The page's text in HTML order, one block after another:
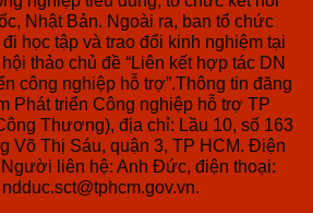
Nhật Bản. Ngoài ra, ban tổ chức
học tập và trao đổi kinh nghiệm tại
thảo chủ đề “Liên kết hợp tác DN
công nghiệp hỗ trợ”.Thông tin đăng
Phát triển Công nghiệp hỗ trợ TP
Thương), địa chỉ: Lầu 10, số 163
Võ Thị Sáu, quận 3, TP HCM. Điện
liên hệ: Anh Đức, điện thoại: